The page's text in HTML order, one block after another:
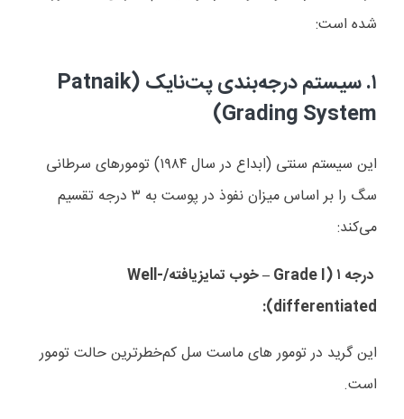
شده است:
۱. سیستم درجه‌بندی پت‌نایک (Patnaik
Grading System
)
این سیستم سنتی (ابداع در سال۱۹۸۴) تومورهای سرطانی
سگ را بر اساس میزان نفوذ در پوست به ۳ درجه تقسیم
می‌کند:
درجه ۱ ( Grade I
– خوب تمایزیافته/Well-
differentiated
):
این گرید در تومور های ماست سل کم‌خطرترین حالت تومور
است.